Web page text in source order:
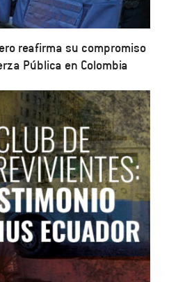
reafirma su compromiso
Pública en Colombia